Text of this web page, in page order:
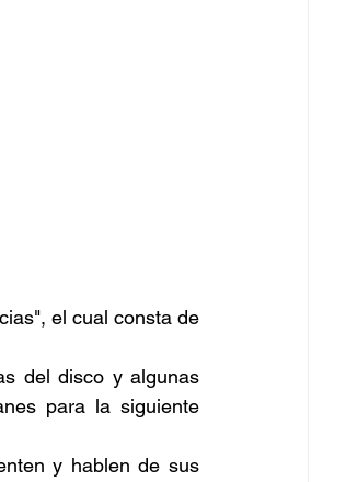
el cual consta de
del disco y algunas
para la siguiente
y hablen de sus